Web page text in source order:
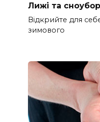
Лижі та
Відкрийте для
зимового